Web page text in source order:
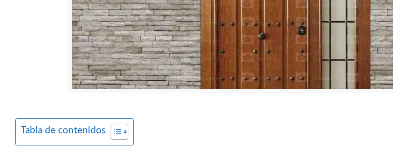
Tabla de contenidos